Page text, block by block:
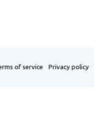
of service Privacy policy